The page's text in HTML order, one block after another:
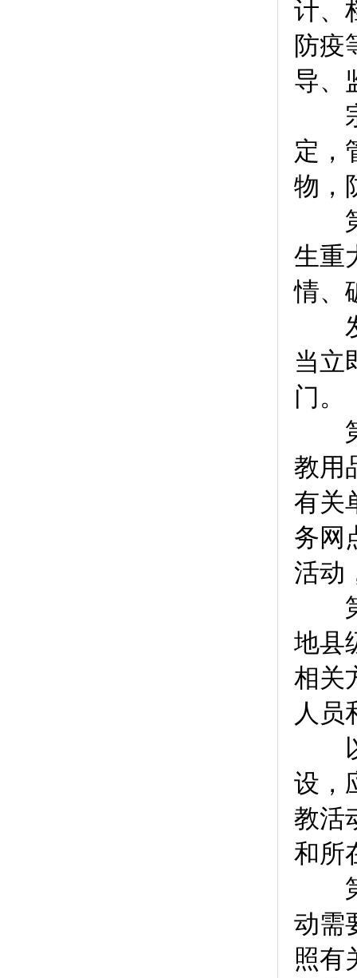
计、
防疫
导、
宗
定，
物，
第
生重
情、
发
当立
门。
第
教用
有关
务网
活动
第
地县
相关
人员
以
设，
教活
和所
第
动需
照有